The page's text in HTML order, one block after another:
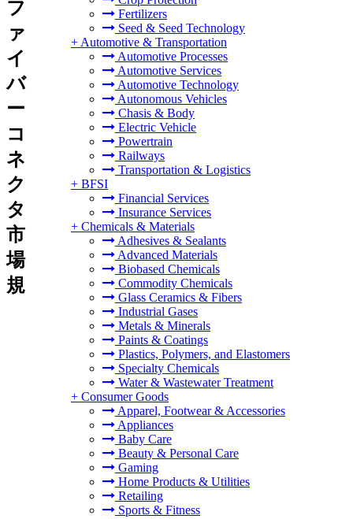
Fertilizers
Seed & Seed Technology
+ Automotive & Transportation
Automotive Processes
Automotive Services
Automotive Technology
Autonomous Vehicles
Chasis & Body
Electric Vehicle
Powertrain
Railways
Transportation & Logistics
+ BFSI
Financial Services
Insurance Services
+ Chemicals & Materials
Adhesives & Sealants
Advanced Materials
Biobased Chemicals
Commodity Chemicals
Glass Ceramics & Fibers
Industrial Gases
Metals & Minerals
Paints & Coatings
Plastics, Polymers, and Elastomers
Specialty Chemicals
Water & Wastewater Treatment
+ Consumer Goods
Apparel, Footwear & Accessories
Appliances
Baby Care
Beauty & Personal Care
Gaming
Home Products & Utilities
Retailing
Sports & Fitness
フ
ァ
イ
バ
ー
コ
ネ
ク
タ
市
場
規